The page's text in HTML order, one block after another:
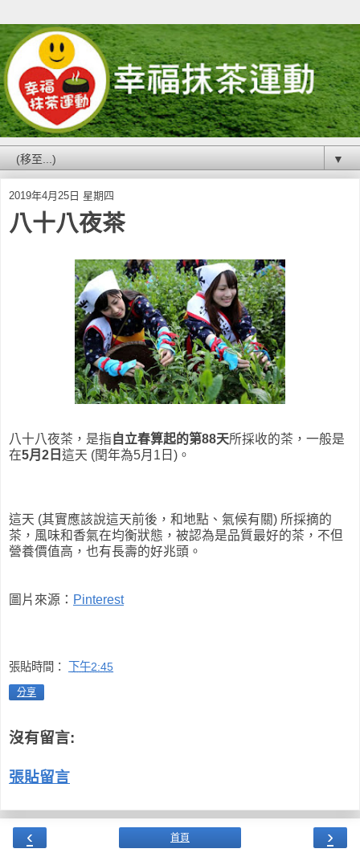
▼
2019年4月25日 星期四
八十八夜茶
八十八夜茶，是指 自立春算起的第88天所採收的茶，一般是
在5月2日 這天 (閏年為5月1日)。
這天 (其實應該說這天前後，和地點、氣候有關) 所採摘的
茶，風味和香氣在均衡狀態，被認為是品質最好的茶，不但
營養價值高，也有長壽的好兆頭。
圖片來源： Pinterest
張貼時間： 下午2:45
分享
沒有留言:
張貼留言
‹ ›
首頁